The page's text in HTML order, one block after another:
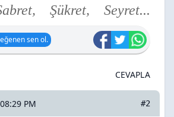
Şükret, Seyret...
sen ol.
CEVAPLA
PM #2